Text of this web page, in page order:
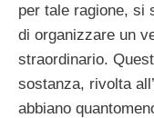
per tale ragione, si
di organizzare un
straordinario.
sostanza, rivolta
abbiano